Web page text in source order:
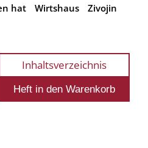
hat
Wirtshaus
Zivojin
Inhaltsverzeichnis